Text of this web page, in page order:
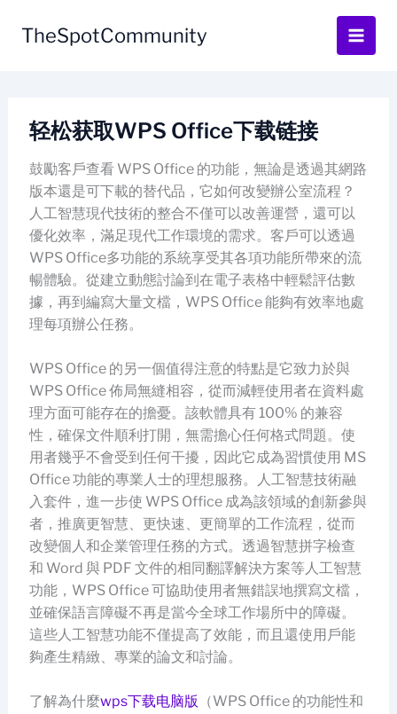
TheSpotCommunity
轻松获取WPS Office下载链接
鼓勵客戶查看 WPS Office 的功能，無論是透過其網路
版本還是可下載的替代品，它如何改變辦公室流程？
人工智慧現代技術的整合不僅可以改善運營，還可以
優化效率，滿足現代工作環境的需求。客戶可以透過
WPS Office多功能的系統享受其各項功能所帶來的流
暢體驗。從建立動態討論到在電子表格中輕鬆評估數
據，再到編寫大量文檔，WPS Office 能夠有效率地處
理每項辦公任務。
WPS Office 的另一個值得注意的特點是它致力於與
WPS Office 佈局無縫相容，從而減輕使用者在資料處
理方面可能存在的擔憂。該軟體具有 100% 的兼容
性，確保文件順利打開，無需擔心任何格式問題。使
用者幾乎不會受到任何干擾，因此它成為習慣使用 MS
Office 功能的專業人士的理想服務。人工智慧技術融
入套件，進一步使 WPS Office 成為該領域的創新參與
者，推廣更智慧、更快速、更簡單的工作流程，從而
改變個人和企業管理任務的方式。透過智慧拼字檢查
和 Word 與 PDF 文件的相同翻譯解決方案等人工智慧
功能，WPS Office 可協助使用者無錯誤地撰寫文檔，
並確保語言障礙不再是當今全球工作場所中的障礙。
這些人工智慧功能不僅提高了效能，而且還使用戶能
夠產生精緻、專業的論文和討論。
了解為什麼wps下载电脑版 （WPS Office 的功能性和